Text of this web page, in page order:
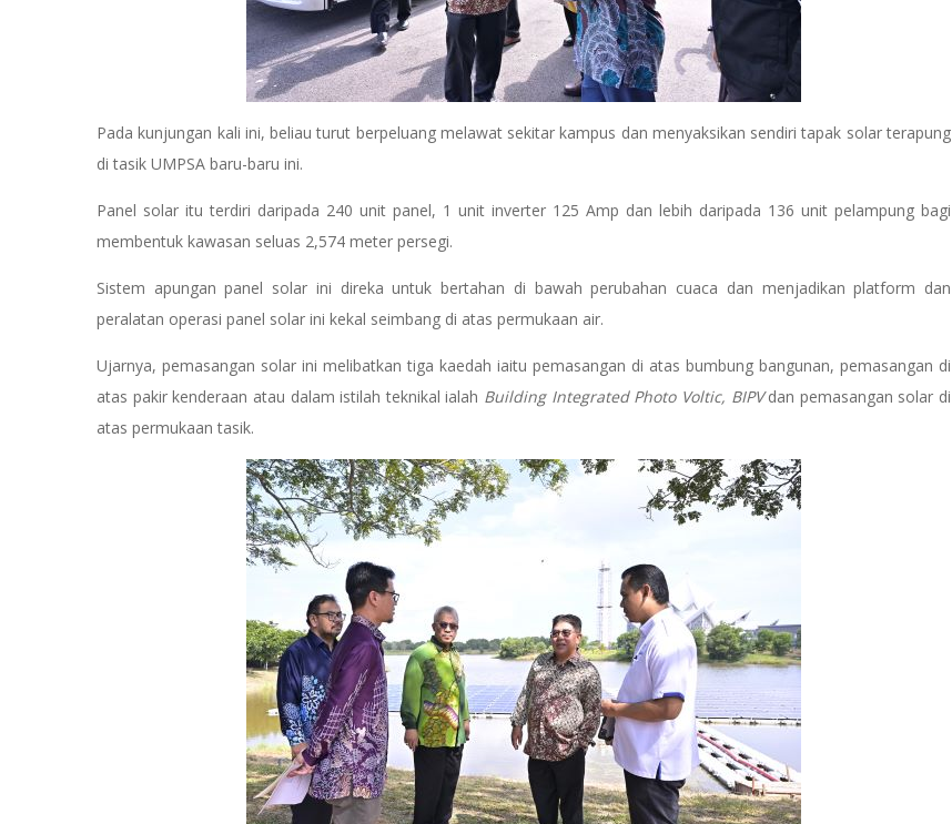
Pada kunjungan kali ini, beliau turut berpeluang melawat sekitar kampus dan menyaksikan sendiri tapak solar terapung
di tasik UMPSA baru-baru ini.
Panel solar itu terdiri daripada 240 unit panel, 1 unit inverter 125 Amp dan lebih daripada 136 unit pelampung bagi
membentuk kawasan seluas 2,574 meter persegi.
Sistem apungan panel solar ini direka untuk bertahan di bawah perubahan cuaca dan menjadikan platform dan
peralatan operasi panel solar ini kekal seimbang di atas permukaan air.
Ujarnya, pemasangan solar ini melibatkan tiga kaedah iaitu pemasangan di atas bumbung bangunan, pemasangan di
atas pakir kenderaan atau dalam istilah teknikal ialah Building Integrated Photo Voltic, BIPVdan pemasangan solar di
atas permukaan tasik.